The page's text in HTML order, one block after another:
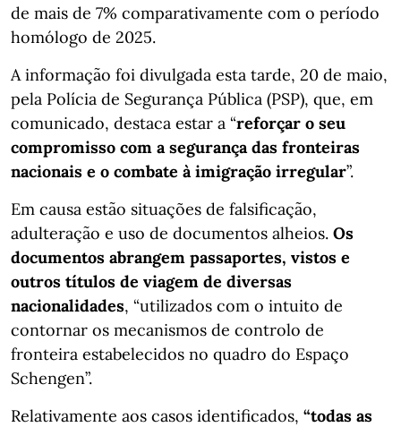
de mais de 7% comparativamente com o período
homólogo de 2025.
A informação foi divulgada esta tarde, 20 de maio,
pela Polícia de Segurança Pública (PSP), que, em
comunicado, destaca estar a “reforçar o seu
compromisso com a segurança das fronteiras
nacionais e o combate à imigração irregular”.
Em causa estão situações de falsificação,
adulteração e uso de documentos alheios. Os
documentos abrangem passaportes, vistos e
outros títulos de viagem de diversas
nacionalidades, “utilizados com o intuito de
contornar os mecanismos de controlo de
fronteira estabelecidos no quadro do Espaço
Schengen”.
Relativamente aos casos identificados, “todas as